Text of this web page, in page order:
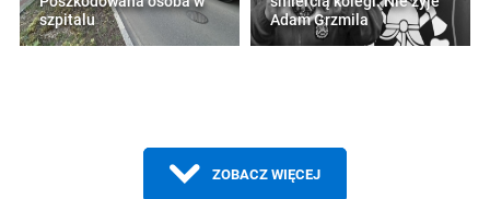
szpitalu
Adam Grzmila
ZOBACZ WIĘCEJ